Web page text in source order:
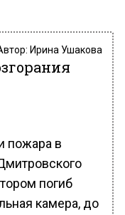
Ирина Ушакова
пожара в
погиб
камера, до